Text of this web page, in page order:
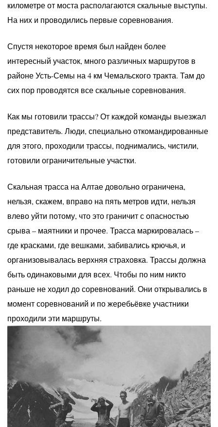
километре от моста располагаются скальные выступы.
На них и проводились первые соревнования.
Спустя некоторое время был найден более
интересный участок, много различных маршрутов в
районе Усть-Семы на 4 км Чемальского тракта. Там до
сих пор проводятся все скальные соревнования.
Как мы готовили трассы? От каждой команды выезжал
представитель. Люди, специально откомандированные
для этого, проходили трассы, поднимались, чистили,
готовили ограничительные участки.
Скальная трасса на Алтае довольно ограничена,
нельзя, скажем, вправо на пять метров идти, нельзя
влево уйти потому, что это граничит с опасностью
срыва – маятники и прочее. Трасса маркировалась –
где красками, где вешками, забивались крючья, и
организовывалась верхняя страховка. Трассы должна
быть одинаковыми для всех. Чтобы по ним никто
раньше не ходил до соревнований. Они открывались в
момент соревнований и по жеребьёвке участники
проходили эти маршруты.